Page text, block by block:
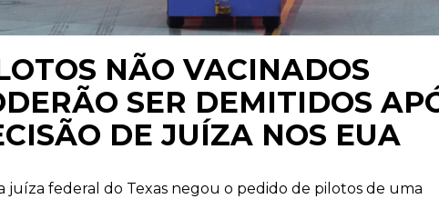
NÃO VACINADOS
SER DEMITIDOS
DE JUÍZA NOS EUA
juíza federal do Texas negou o pedido de pilotos de uma